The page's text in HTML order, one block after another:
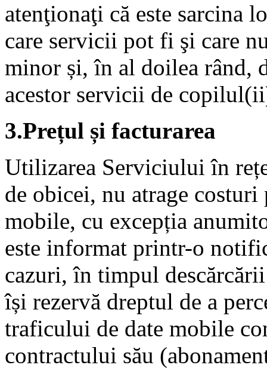
atenţionaţi că este sarcina
care servicii pot fi şi care
minor și, în al doilea rând,
acestor servicii de
3.Prețul și facturarea
Utilizarea Serviciului în
de obicei, nu atrage
mobile, cu excepția
este informat printr-o
cazuri, în timpul
își rezervă dreptul de a
traficului de date mobile
contractului său